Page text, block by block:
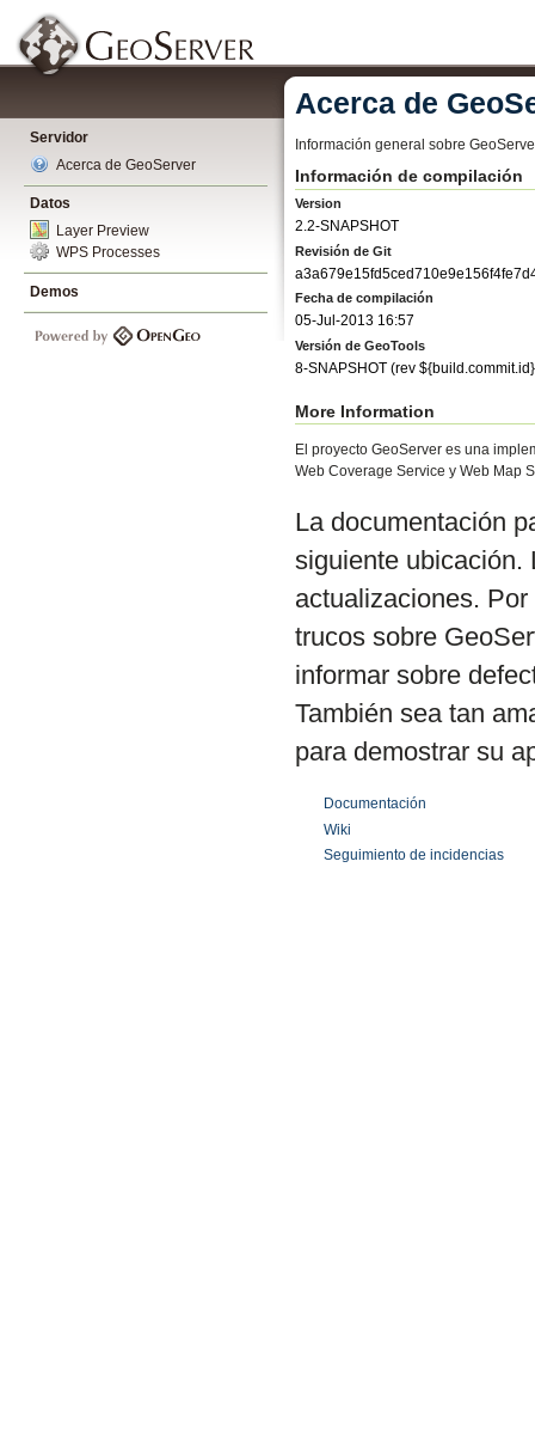
Servidor
Acerca de GeoServer
Datos
Layer Preview
WPS Processes
Demos
Acerca de
Información general sobre
Información de compilación
Version
2.2-SNAPSHOT
Revisión de Git
Fecha de compilación
05-Jul-2013 16:57
Versión de GeoTools
8-SNAPSHOT (rev ${build.commit.id}
More Information
El proyecto GeoServer es una
Web Coverage Service y Web Map
La documentación
siguiente ubicación.
actualizaciones.
trucos sobre
informar sobre
También sea tan
para demostrar su
Documentación
Wiki
Seguimiento de incidencias